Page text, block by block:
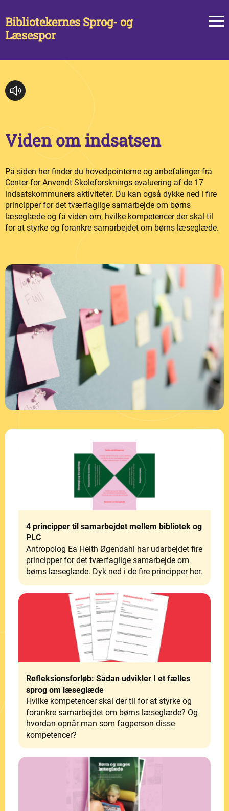
Bibliotekernes Sprog- og
Læsespor
Viden om indsatsen
På siden her finder du hovedpointerne og anbefalinger fra
Center for Anvendt Skoleforsknings evaluering af de 17
indsatskommuners aktiviteter. Du kan også dykke ned i fire
principper for det tværfaglige samarbejde om børns
læseglæde og få viden om, hvilke kompetencer der skal til
for at styrke og forankre samarbejdet om børns læseglæde.
4 principper til samarbejdet mellem bibliotek og
PLC
Antropolog Ea Helth Øgendahl har udarbejdet fire
principper for det tværfaglige samarbejde om
børns læseglæde. Dyk ned i de fire principper her.
Refleksionsforløb: Sådan udvikler I et fælles
sprog om læseglæde
Hvilke kompetencer skal der til for at styrke og
forankre samarbejdet om børns læseglæde? Og
hvordan opnår man som fagperson disse
kompetencer?